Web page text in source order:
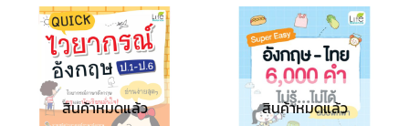
สินค้าหมดแล้ว สินค้าหมดแล้ว